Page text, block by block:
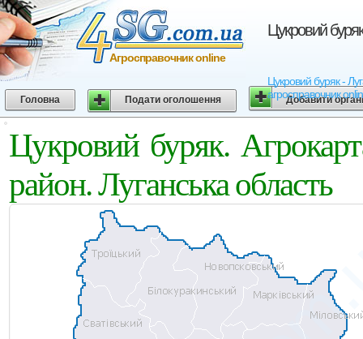
Цукровий
Цукровий буряк -
агросправочник
Агросправочник online
Головна Подати оголошення Добавити
Цукровий буряк.
район. Луганська область